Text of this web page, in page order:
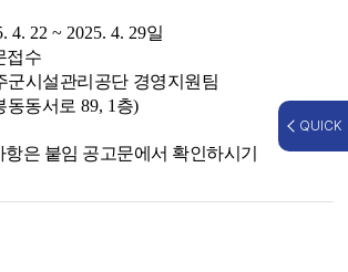
4. 22 ~ 2025. 4. 29일
접수
군시설관리공단 경영지원팀
동동서로 89, 1 층)
은 붙임 공고문에서 확인하시기
QUICK